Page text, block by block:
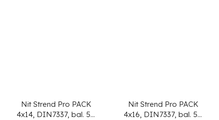
Nit Strend Pro PACK
4x14, DIN7337, bal. 50
Nit Strend Pro PACK
4x16, DIN7337, bal. 50